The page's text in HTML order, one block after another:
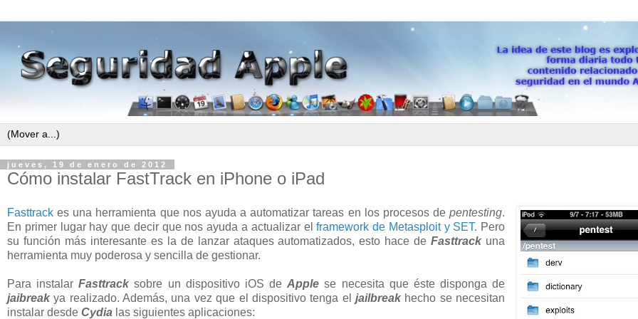
jueves, 19 de enero de 2012
Cómo instalar FastTrack en iPhone o iPad
Fasttrack es una herramienta que nos ayuda a automatizar tareas en los procesos depentesting.
En primer lugar hay que decir que nos ayuda a actualizar elframework de Metasploit y SET. Pero
su función más interesante es la de lanzar ataques automatizados, esto hace deFasttrack una
herramienta muy poderosa y sencilla de gestionar.
Para instalarFasttrack sobre un dispositivo iOS deApple se necesita que éste disponga de
jaibreak ya realizado. Además, una vez que el dispositivo tenga eljailbreak hecho se necesitan
instalar desde Cydia las siguientes aplicaciones: